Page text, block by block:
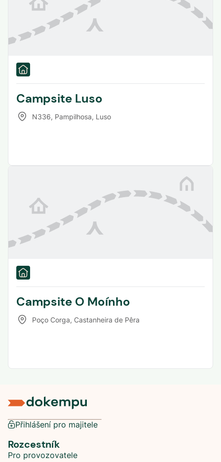
Campsite Luso
N336, Pampilhosa, Luso
Campsite O Moínho
Poço Corga, Castanheira de Pêra
Přihlášení pro majitele
Rozcestník
Pro provozovatele